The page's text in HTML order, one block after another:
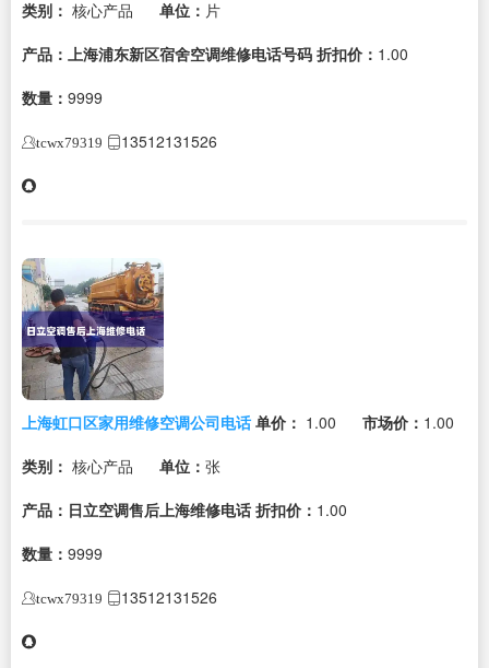
类别： 核心产品 单位： 片
产品：上海浦东新区宿舍空调维修电话号码 折扣价： 1.00
数量： 9999
tcwx79319 13512131526
上海虹口区家用维修空调公司电话 单价： 1.00 市场价： 1.00
类别： 核心产品 单位： 张
产品：日立空调售后上海维修电话 折扣价： 1.00
数量： 9999
tcwx79319 13512131526